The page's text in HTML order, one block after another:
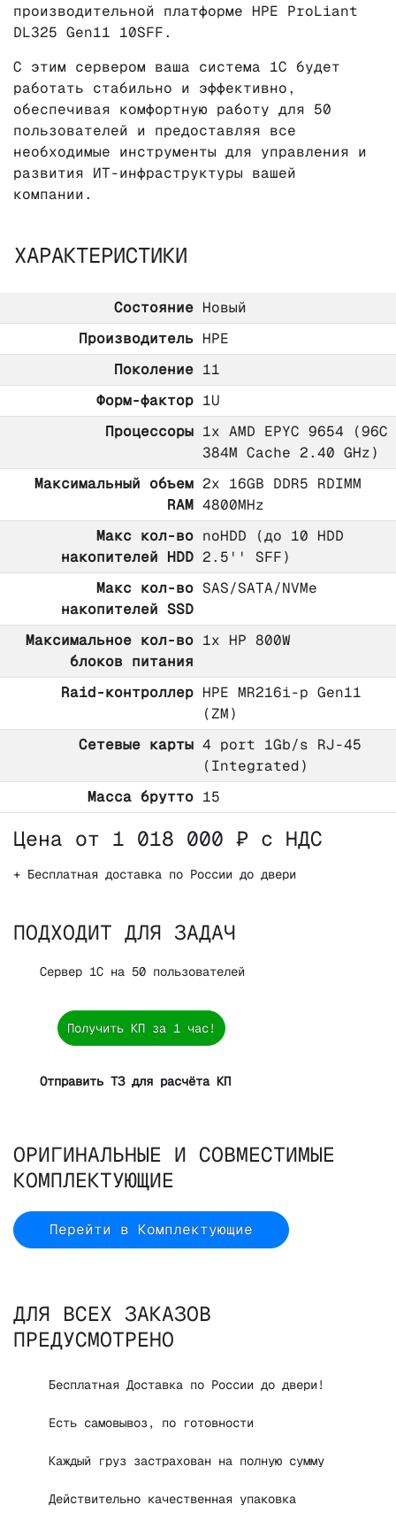
производительной платформе HPE ProLiant
DL325 Gen11 10SFF.
С этим сервером ваша система 1С будет
работать стабильно и эффективно,
обеспечивая комфортную работу для 50
пользователей и предоставляя все
необходимые инструменты для управления и
развития ИТ-инфраструктуры вашей
компании.
ХАРАКТЕРИСТИКИ
Состояние Новый
Производитель HPE
Поколение 11
Форм-фактор 1U
Процессоры 1x AMD EPYC 9654 (96C
384M Cache 2.40 GHz)
Максимальный объем
RAM
2x 16GB DDR5 RDIMM
4800MHz
Макс кол-во
накопителей HDD
noHDD (до 10 HDD
2.5'' SFF)
Макс кол-во
накопителей SSD
SAS/SATA/NVMe
Максимальное кол-во
блоков питания
1x HP 800W
Raid-контроллер HPE MR216i-p Gen11
(ZM)
Сетевые карты 4 port 1Gb/s RJ-45
(Integrated)
Масса брутто 15
Цена от 1 018 000 ₽ с НДС
+ Бесплатная доставка по России до двери
ПОДХОДИТ ДЛЯ ЗАДАЧ
Сервер 1С на 50 пользователей
Получить КП за 1 час!
Отправить ТЗ для расчёта КП
ОРИГИНАЛЬНЫЕ И СОВМЕСТИМЫЕ
КОМПЛЕКТУЮЩИЕ
Перейти в Комплектующие
ДЛЯ ВСЕХ ЗАКАЗОВ
ПРЕДУСМОТРЕНО
Бесплатная Доставка по России до двери!
Есть самовывоз, по готовности
Каждый груз застрахован на полную сумму
Действительно качественная упаковка